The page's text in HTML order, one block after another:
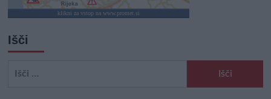
klikni za vstop na www.promet.si
Išči